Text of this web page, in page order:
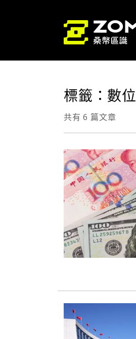
標籤：數
共有 6 篇文章